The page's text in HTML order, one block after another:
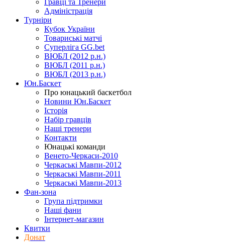
Гравці та Тренери
Адміністрація
Турніри
Кубок України
Товариські матчі
Суперліга GG.bet
ВЮБЛ (2012 р.н.)
ВЮБЛ (2011 р.н.)
ВЮБЛ (2013 р.н.)
Юн.Баскет
Про юнацький баскетбол
Новини Юн.Баскет
Історія
Набір гравців
Наші тренери
Контакти
Юнацькі команди
Венето-Черкаси-2010
Черкаські Мавпи-2012
Черкаські Мавпи-2011
Черкаські Мавпи-2013
Фан-зона
Група підтримки
Наші фани
Інтернет-магазин
Квитки
Донат